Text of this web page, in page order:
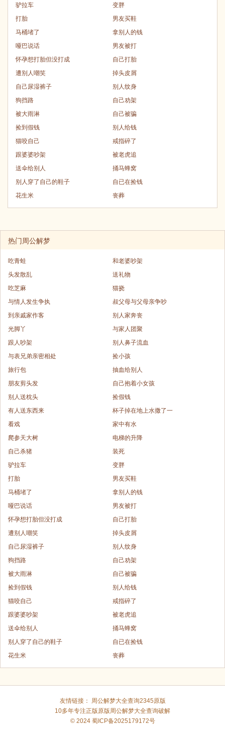
驴拉车
变胖
打胎
男友买鞋
马桶堵了
拿别人的钱
哑巴说话
男友被打
怀孕想打胎但没打成
自己打胎
遭别人嘲笑
掉头皮屑
自己尿湿裤子
别人纹身
狗挡路
自己劝架
被大雨淋
自己被骗
捡到假钱
别人给钱
猫咬自己
戒指碎了
跟婆婆吵架
被老虎追
送伞给别人
捅马蜂窝
别人穿了自己的鞋子
自已在捡钱
花生米
丧葬
热门周公解梦
吃青蛙
和老婆吵架
头发散乱
送礼物
吃芝麻
猫挠
与情人发生争执
叔父母与父母亲争吵
到亲戚家作客
别人家奔丧
光脚丫
与家人团聚
跟人吵架
别人鼻子流血
与表兄弟亲密相处
捡小孩
旅行包
抽血给别人
朋友剪头发
自己抱着小女孩
别人送枕头
捡假钱
有人送东西来
杯子掉在地上水撒了一
看戏
家中有水
爬参天大树
电梯的升降
自己杀猪
装死
驴拉车
变胖
打胎
男友买鞋
马桶堵了
拿别人的钱
哑巴说话
男友被打
怀孕想打胎但没打成
自己打胎
遭别人嘲笑
掉头皮屑
自己尿湿裤子
别人纹身
狗挡路
自己劝架
被大雨淋
自己被骗
捡到假钱
别人给钱
猫咬自己
戒指碎了
跟婆婆吵架
被老虎追
送伞给别人
捅马蜂窝
别人穿了自己的鞋子
自已在捡钱
花生米
丧葬
友情链接：
周公解梦大全查询2345原版
10多年专注正版原版周公解梦大全查询破解
© 2024 蜀ICP备2025179172号